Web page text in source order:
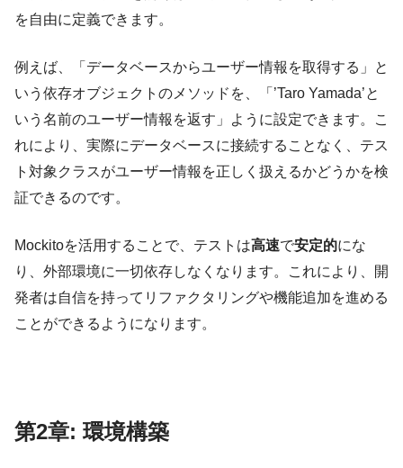
を自由に定義できます。
例えば、「データベースからユーザー情報を取得する」と
いう依存オブジェクトのメソッドを、「’Taro Yamada’と
いう名前のユーザー情報を返す」ように設定できます。こ
れにより、実際にデータベースに接続することなく、テス
ト対象クラスがユーザー情報を正しく扱えるかどうかを検
証できるのです。
Mockitoを活用することで、テストは高速で安定的にな
り、外部環境に一切依存しなくなります。これにより、開
発者は自信を持ってリファクタリングや機能追加を進める
ことができるようになります。
第2章: 環境構築